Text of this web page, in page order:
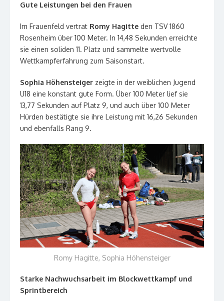
Gute Leistungen bei den Frauen
Im Frauenfeld vertrat Romy Hagitte den TSV 1860
Rosenheim über 100 Meter. In 14,48 Sekunden erreichte
sie einen soliden 11. Platz und sammelte wertvolle
Wettkampferfahrung zum Saisonstart.
Sophia Höhensteiger zeigte in der weiblichen Jugend
U18 eine konstant gute Form. Über 100 Meter lief sie
13,77 Sekunden auf Platz 9, und auch über 100 Meter
Hürden bestätigte sie ihre Leistung mit 16,26 Sekunden
und ebenfalls Rang 9.
Romy Hagitte, Sophia Höhensteiger
Starke Nachwuchsarbeit im Blockwettkampf und
Sprintbereich